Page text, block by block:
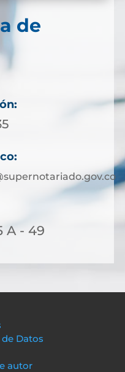
de
A - 49
Datos
autor